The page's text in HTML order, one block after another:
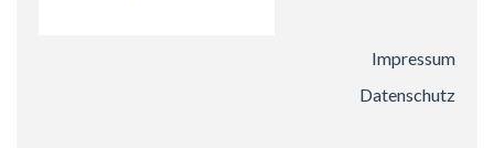
Impressum
Datenschutz